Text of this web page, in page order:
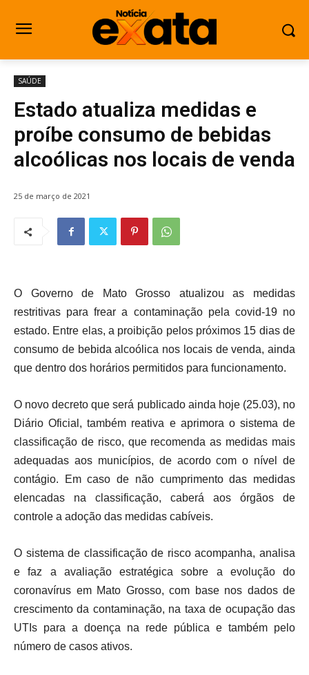
SAÚDE
Estado atualiza medidas e
proíbe consumo de bebidas
alcoólicas nos locais de venda
25 de março de 2021
O Governo de Mato Grosso atualizou as medidas
restritivas para frear a contaminação pela covid-19 no
estado. Entre elas, a proibição pelos próximos 15 dias de
consumo de bebida alcoólica nos locais de venda, ainda
que dentro dos horários permitidos para funcionamento.
O novo decreto que será publicado ainda hoje (25.03), no
Diário Oficial, também reativa e aprimora o sistema de
classificação de risco, que recomenda as medidas mais
adequadas aos municípios, de acordo com o nível de
contágio. Em caso de não cumprimento das medidas
elencadas na classificação, caberá aos órgãos de
controle a adoção das medidas cabíveis.
O sistema de classificação de risco acompanha, analisa
e faz a avaliação estratégica sobre a evolução do
coronavírus em Mato Grosso, com base nos dados de
crescimento da contaminação, na taxa de ocupação das
UTIs para a doença na rede pública e também pelo
número de casos ativos.